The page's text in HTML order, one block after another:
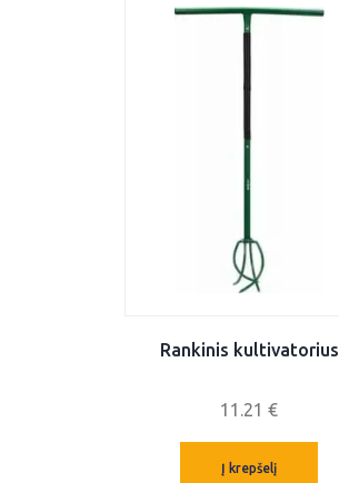
Rankinis kultivatorius
11.21 €
Į krepšelį